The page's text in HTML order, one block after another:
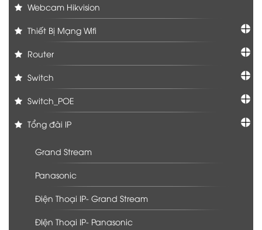
Webcam Hikvision
Thiết Bị Mạng Wifi
Router
Switch
Switch_POE
Tổng đài IP
Grand Stream
Panasonic
Điện Thoại IP- Grand Stream
ĐIện Thoại IP- Panasonic